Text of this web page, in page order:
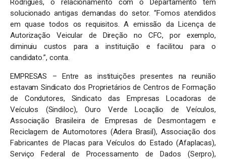
Rodrigues, o relacionamento com o Departamento tem
solucionado antigas demandas do setor. “Fomos atendidos
em quase todos os requisitos. A emissão da Licença de
Autorização Veicular de Direção no CFC, por exemplo,
diminuiu custos para a instituição e facilitou para o
candidato.”, conta.
EMPRESAS – Entre as instituições presentes na reunião
estavam Sindicato dos Proprietários de Centros de Formação
de Condutores, Sindicato das Empresas Locadoras de
Veículos (Sindiloc), Ouro Verde Locação de Veículos,
Associação Brasileira de Empresas de Desmontagem e
Reciclagem de Automotores (Adera Brasil), Associação dos
Fabricantes de Placas para Veículos do Estado (Afaplacas),
Serviço Federal de Processamento de Dados (Serpro),